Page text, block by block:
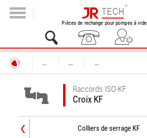
Pièces de rechange pour pompes à vide
... ... ...
Raccords ISO-KF
Croix KF
Colliers de serrage KF